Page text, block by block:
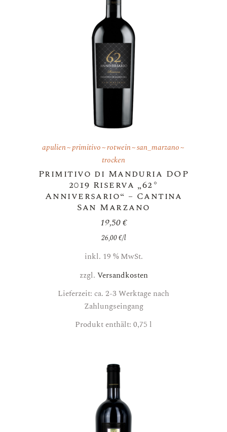
apulien primitivo rotwein san_marzano
trocken
Primitivo di Manduria DOP
2019 Riserva „62°
Anniversario“ – Cantina
San Marzano
19,50€
26,00€/l
inkl. 19 % MwSt.
zzgl. Versandkosten
Lieferzeit: ca. 2-3 Werktage nach
Zahlungseingang
Produkt enthält: 0,75 l